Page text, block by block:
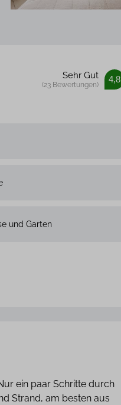
und Garten
4,8
Sehr Gut
(23 Bewertungen)
ein paar Schritte durch
Strand, am besten aus